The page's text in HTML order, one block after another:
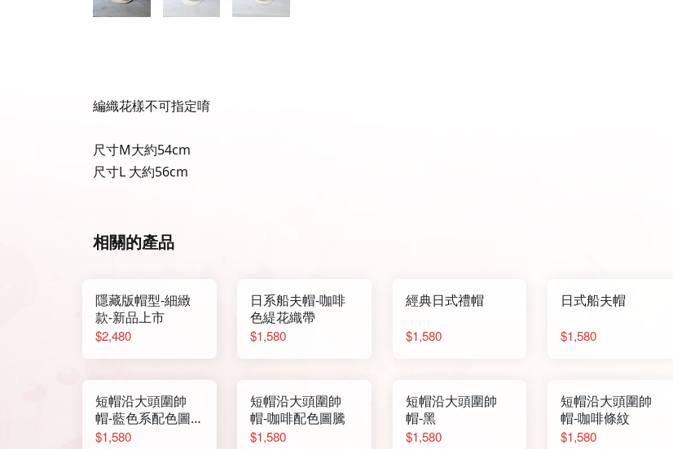
編織花樣不可指定唷
尺寸M大約54cm
尺寸L 大約56cm
相關的產品
隱藏版帽型-細緻
款-新品上市
$2,480
日系船夫帽-咖啡
色緹花織帶
$1,580
經典日式禮帽
$1,580
日式船夫帽
$1,580
短帽沿大頭圍帥
帽-藍色系配色圖
騰
$1,580
短帽沿大頭圍帥
帽-咖啡配色圖騰
$1,580
短帽沿大頭圍帥
帽-黑
$1,580
短帽沿大頭圍帥
帽-咖啡條紋
$1,580